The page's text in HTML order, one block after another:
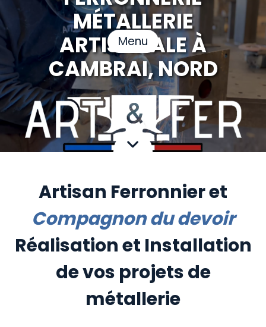
Menu
MÉTALLERIE
ARTISANALE À
CAMBRAI, NORD
Artisan Ferronnier et
Compagnon du devoir
Réalisation et Installation
de vos projets de
métallerie